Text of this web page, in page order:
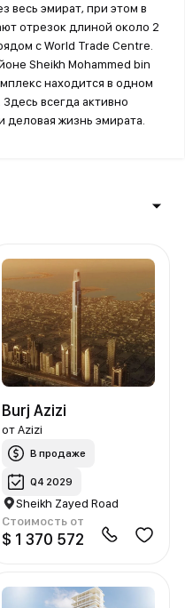
весь эмират, при этом в
отрезок длиной около 2
с World Trade Centre.
Sheikh Mohammed bin
находится в одном
всегда активно
жизнь эмирата.
Burj Azizi
от Azizi
В продаже
Q4 2029
Sheikh Zayed Road
Стоимость от
$ 1 370 572